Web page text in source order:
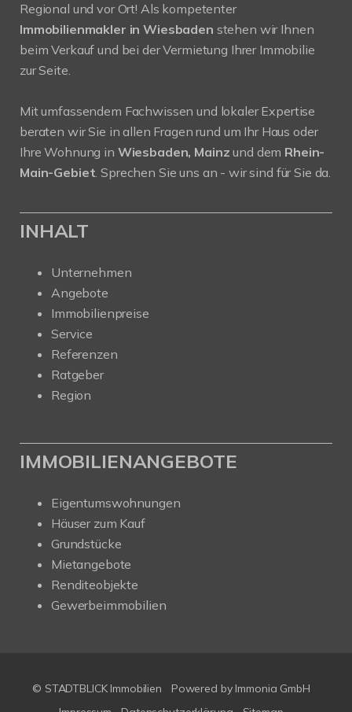
Regional und vor Ort! Als kompetenter
Immobilienmakler in Wiesbaden stehen wir Ihnen
beim Verkauf und bei der Vermietung Ihrer Immobilie
zur Seite.
Mit umfassendem Fachwissen und lokaler Expertise
beraten wir Sie in allen Fragen rund um Ihr Haus oder
Ihre Wohnung in Wiesbaden, Mainzund dem Rhein-
Main-Gebiet. Sprechen Sie uns an - wir sind für Sie da.
INHALT
Unternehmen
Angebote
Immobilienpreise
Service
Referenzen
Ratgeber
Region
IMMOBILIENANGEBOTE
Eigentumswohnungen
Häuser zum Kauf
Grundstücke
Mietangebote
Renditeobjekte
Gewerbeimmobilien
© STADTBLICK Immobilien Powered by Immonia GmbH